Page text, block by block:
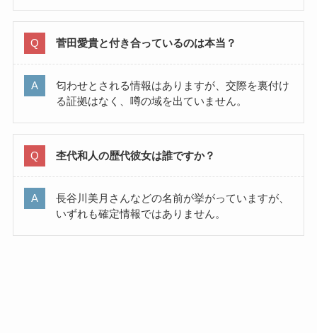
菅田愛貴と付き合っているのは本当？
匂わせとされる情報はありますが、交際を裏付け
る証拠はなく、噂の域を出ていません。
杢代和人の歴代彼女は誰ですか？
長谷川美月さんなどの名前が挙がっていますが、
いずれも確定情報ではありません。